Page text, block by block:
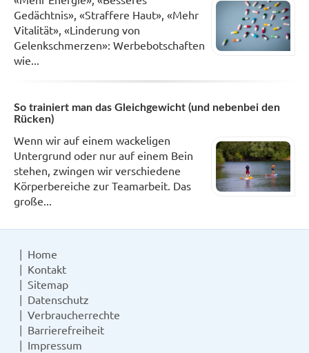
Gedächtnis», «Straffere Haut», «Mehr
Vitalität», «Linderung von
Gelenkschmerzen»: Werbebotschaften
wie...
So trainiert man das Gleichgewicht (und nebenbei den
Rücken)
Wenn wir auf einem wackeligen
Untergrund oder nur auf einem Bein
stehen, zwingen wir verschiedene
Körperbereiche zur Teamarbeit. Das
große...
Home
Kontakt
Sitemap
Datenschutz
Verbraucherrechte
Barrierefreiheit
Impressum